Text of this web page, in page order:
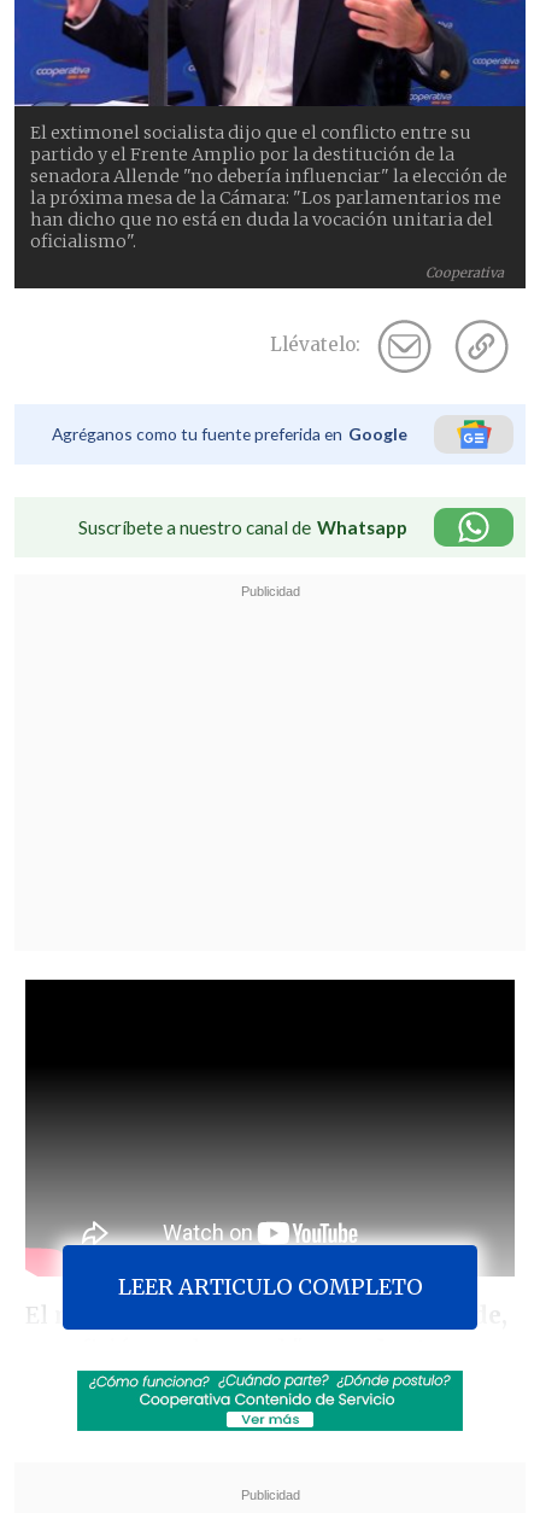
Cooperativa
El extimonel socialista dijo que el conflicto entre su
partido y el Frente Amplio por la destitución de la
senadora Allende "no debería influenciar" la elección de
la próxima mesa de la Cámara: "Los parlamentarios me
han dicho que no está en duda la vocación unitaria del
oficialismo".
Llévatelo:
Agréganos como tu fuente preferida en Google
Suscríbete a nuestro canal de Whatsapp
El
Álvaro Elizalde,
grave" que esla histórica destitución de
la senadora socialista Isabel Allende -
otros casos similares " la jurisprudencia
LEER ARTICULO COMPLETO